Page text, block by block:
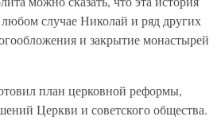
случае Николай и ряд других
и закрытие монастырей
план церковной реформы,
Церкви и советского общества.